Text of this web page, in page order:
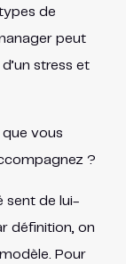
de
peut
stress et
que vous
?
sent de lui-
définition, on
Pour